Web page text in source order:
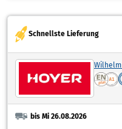
Schnellste Lieferung
bis Mi 26.08.2026